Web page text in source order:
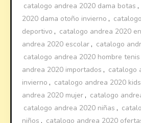
catalogo andrea 2020 dama botas ,
2020 dama otoño invierno ,
deportivo , catalogo andrea 2020
andrea 2020 escolar , catalogo
catalogo andrea 2020 hombre tenis
andrea 2020 importados , catalogo
invierno , catalogo andrea 2020 kids
andrea 2020 mujer , catalogo
catalogo andrea 2020 niñas ,
niños , catalogo andrea 2020